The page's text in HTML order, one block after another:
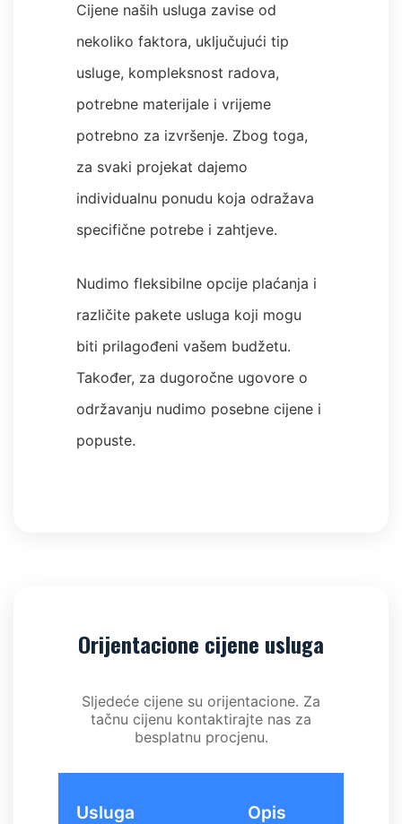
Cijene naših usluga zavise od
nekoliko faktora, uključujući tip
usluge, kompleksnost radova,
potrebne materijale i vrijeme
potrebno za izvršenje. Zbog toga,
za svaki projekat dajemo
individualnu ponudu koja odražava
specifične potrebe i zahtjeve.
Nudimo fleksibilne opcije plaćanja i
različite pakete usluga koji mogu
biti prilagođeni vašem budžetu.
Također, za dugoročne ugovore o
održavanju nudimo posebne cijene i
popuste.
Orijentacione cijene usluga
Sljedeće cijene su orijentacione. Za
tačnu cijenu kontaktirajte nas za
besplatnu procjenu.
Usluga Opis